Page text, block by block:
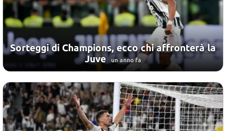
Sorteggi di Champions, ecco chi affronterà la
Juve un anno fa